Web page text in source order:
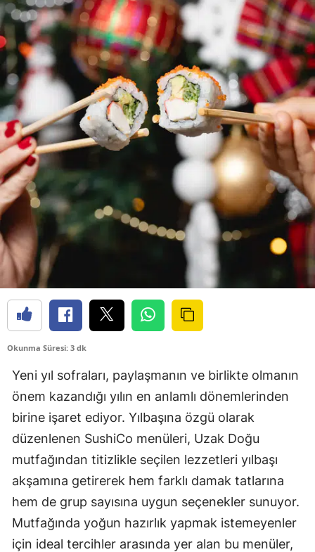
Okunma Süresi: 3 dk
Yeni yıl sofraları, paylaşmanın ve birlikte olmanın
önem kazandığı yılın en anlamlı dönemlerinden
birine işaret ediyor. Yılbaşına özgü olarak
düzenlenen SushiCo menüleri, Uzak Doğu
mutfağından titizlikle seçilen lezzetleri yılbaşı
akşamına getirerek hem farklı damak tatlarına
hem de grup sayısına uygun seçenekler sunuyor.
Mutfağında yoğun hazırlık yapmak istemeyenler
için ideal tercihler arasında yer alan bu menüler,